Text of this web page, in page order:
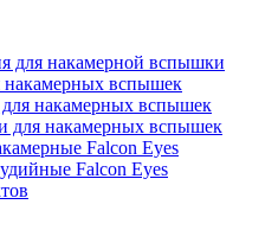
для накамерной вспышки
накамерных вспышек
накамерных вспышек
для накамерных вспышек
Falcon Eyes
Falcon Eyes